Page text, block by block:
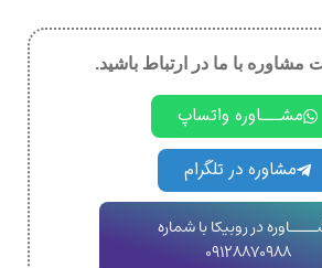
مشاوره با ما در ارتباط باشید.
مشـــاوره واتساپ
مشاوره در تلگرام
در روبیکا با شماره
09128870988